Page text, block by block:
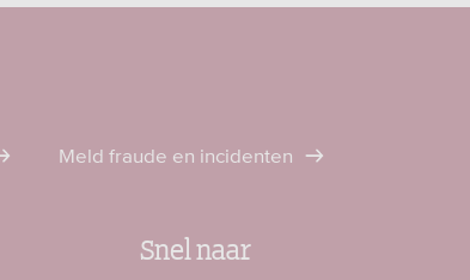
Meld fraude en incidenten
Snel naar